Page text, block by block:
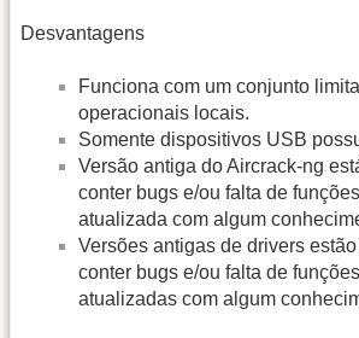
Desvantagens
Funciona com um conjunto
operacionais locais.
Somente dispositivos USB
Versão antiga do Aircrack-ng
conter bugs e/ou falta de
atualizada com algum
Versões antigas de drivers
conter bugs e/ou falta de
atualizadas com algum